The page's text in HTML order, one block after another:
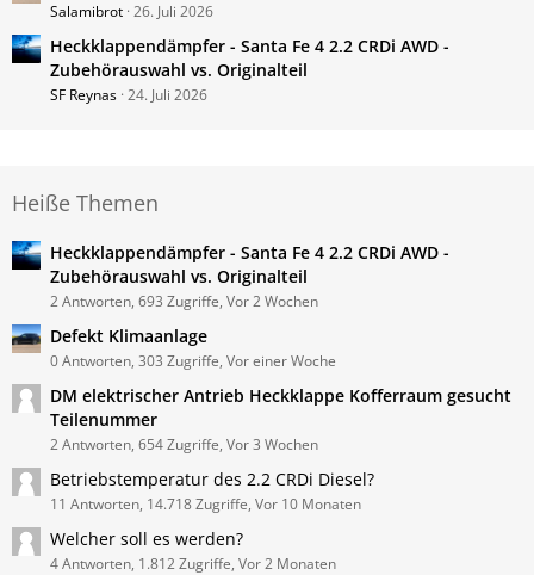
Salamibrot 26. Juli 2026
Heckklappendämpfer - Santa Fe 4 2.2 CRDi AWD -
Zubehörauswahl vs. Originalteil
SF Reynas 24. Juli 2026
Heiße Themen
Heckklappendämpfer - Santa Fe 4 2.2 CRDi AWD -
Zubehörauswahl vs. Originalteil
2 Antworten, 693 Zugriffe, Vor 2 Wochen
Defekt Klimaanlage
0 Antworten, 303 Zugriffe, Vor einer Woche
DM elektrischer Antrieb Heckklappe Kofferraum gesucht
Teilenummer
2 Antworten, 654 Zugriffe, Vor 3 Wochen
Betriebstemperatur des 2.2 CRDi Diesel?
11 Antworten, 14.718 Zugriffe, Vor 10 Monaten
Welcher soll es werden?
4 Antworten, 1.812 Zugriffe, Vor 2 Monaten